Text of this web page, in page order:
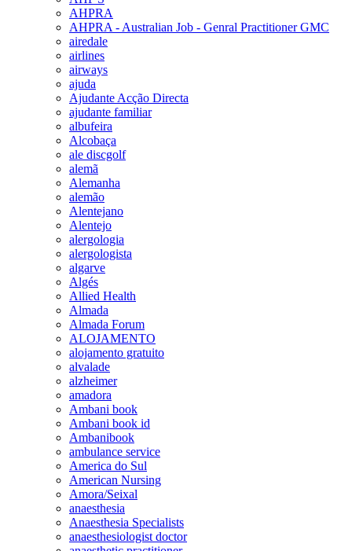
AHPRA
AHPRA - Australian Job - Genral Practitioner GMC
airedale
airlines
airways
ajuda
Ajudante Acção Directa
ajudante familiar
albufeira
Alcobaça
ale discgolf
alemã
Alemanha
alemão
Alentejano
Alentejo
alergologia
alergologista
algarve
Algés
Allied Health
Almada
Almada Forum
ALOJAMENTO
alojamento gratuito
alvalade
alzheimer
amadora
Ambani book
Ambani book id
Ambanibook
ambulance service
America do Sul
American Nursing
Amora/Seixal
anaesthesia
Anaesthesia Specialists
anaesthesiologist doctor